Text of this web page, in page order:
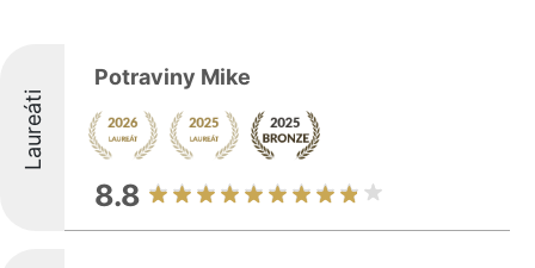
Laureáti
Potraviny Mike
8.8